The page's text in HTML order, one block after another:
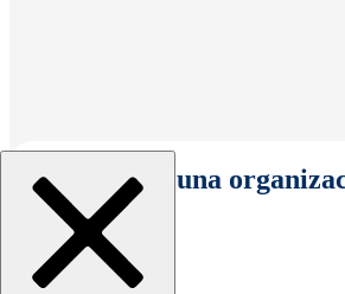
Seleccionar una